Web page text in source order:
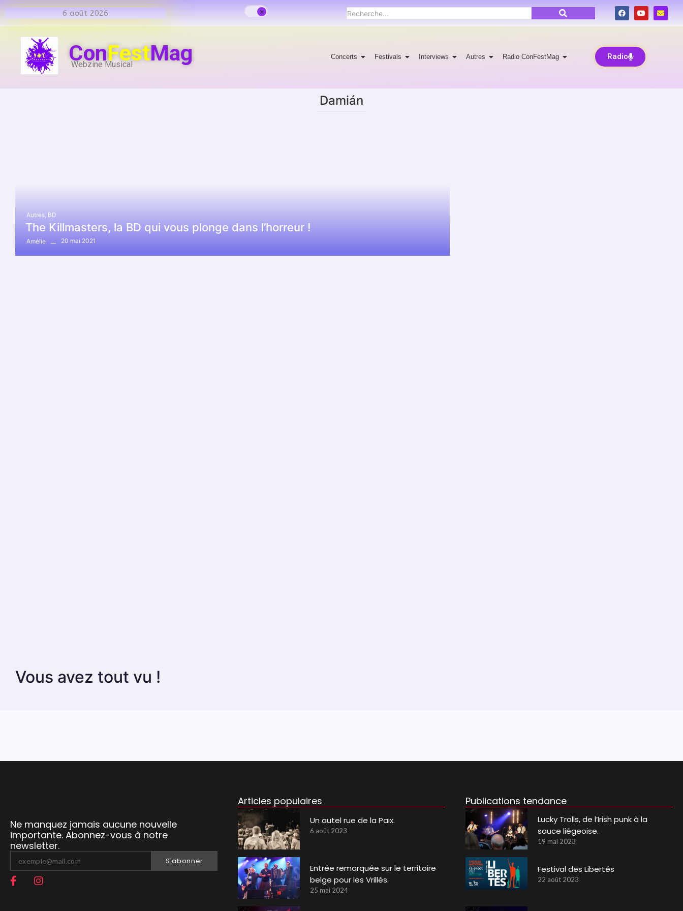
6 août 2026
ConFestMag
Webzine Musical
Concerts Festivals Interviews Autres Radio ConFestMag Radio
Damián
Autres BD
The Killmasters, la BD qui vous plonge dans l’horreur !
Amélie 20 mai 2021
Vous avez tout vu !
Ne manquez jamais aucune nouvelle
importante. Abonnez-vous à notre
newsletter.
S'abonner
Articles populaires
Un autel rue de la Paix.
6 août 2023
Entrée remarquée sur le territoire
belge pour les Vrillés.
25 mai 2024
Publications tendance
Lucky Trolls, de l’Irish punk à la
sauce liégeoise.
19 mai 2023
Festival des Libertés
22 août 2023